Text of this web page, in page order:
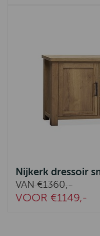
Nijkerk dressoir
VAN €1360,-
VOOR €1149,-